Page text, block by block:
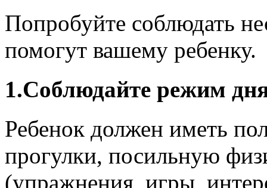
Попробуйте соблюдать
помогут вашему ребенку.
1.Соблюдайте режим
Ребенок должен иметь
прогулки, посильную
(упражнения, игры,